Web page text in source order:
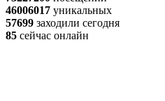
46006017 уникальных
57699 заходили сегодня
85 сейчас онлайн